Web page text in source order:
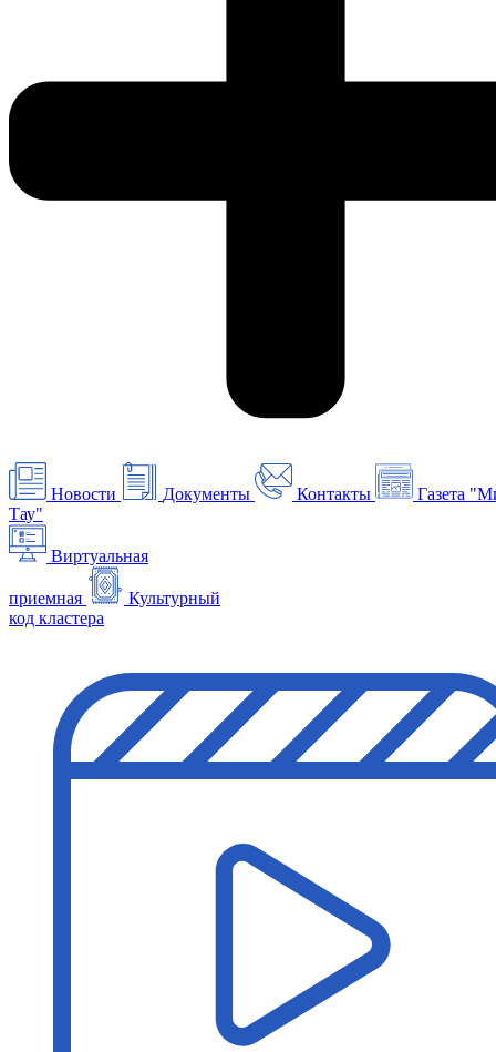
Новости Документы Контакты
Газета
Тау"
Виртуальная
приемная
Культурный
код кластера